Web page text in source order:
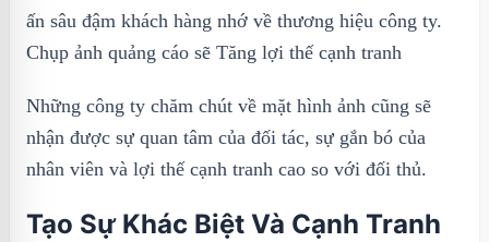
ấn sâu đậm khách hàng nhớ về thương hiệu công ty.
Chụp ảnh quảng cáo sẽ Tăng lợi thế cạnh tranh
Những công ty chăm chút về mặt hình ảnh cũng sẽ
nhận được sự quan tâm của đối tác, sự gắn bó của
nhân viên và lợi thế cạnh tranh cao so với đối thủ.
Tạo Sự Khác Biệt Và Cạnh Tranh